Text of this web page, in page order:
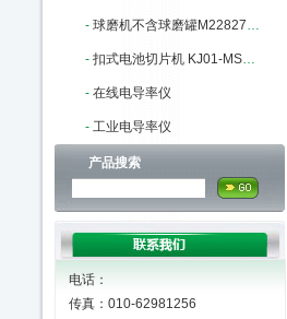
- 球磨机不含球磨罐M228278库号：M228278
- 扣式电池切片机 KJ01-MSK-T10：M329628
- 在线电导率仪
- 工业电导率仪
产品搜索
电话：
传真：010-62981256